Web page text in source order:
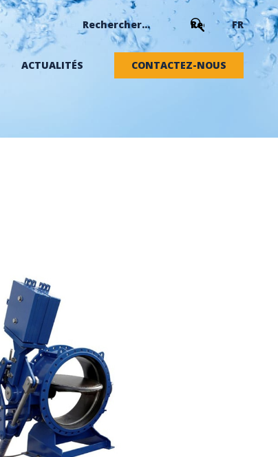
FR
ACTUALITÉS CONTACTEZ-NOUS